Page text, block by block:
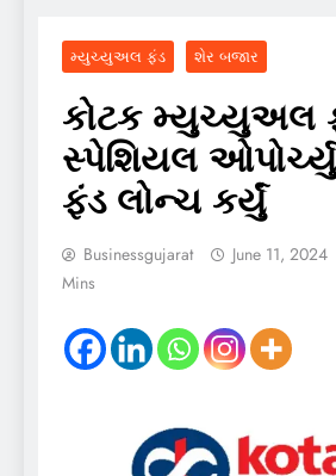
મ્યુચ્યુઅલ ફંડ શેર બજાર
કોટક મ્યુચ્યુઅલ
સ્પેશિયલ
ફંડ લોન્ચ કર્યું
Businessgujarat June 11, 2024
Mins